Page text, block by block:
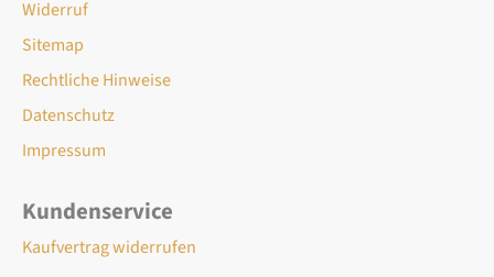
Widerruf
Sitemap
Rechtliche Hinweise
Datenschutz
Impressum
Kundenservice
Kaufvertrag widerrufen